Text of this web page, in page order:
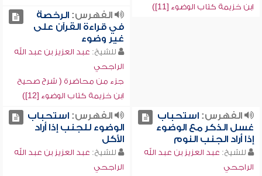
ابن خزيمة كتاب الوضوء [11])
الفهرس:الرخصة
في قراءة القرآن على
غير وضوء
للشيخ: عبد العزيز بن عبد الله
الراجحي
جزء من محاضرة ( شرح صحيح
ابن خزيمة كتاب الوضوء [12])
الفهرس:استحباب
غسل الذكر مع الوضوء
إذا أراد الجنب النوم
للشيخ: عبد العزيز بن عبد الله
الراجحي
الفهرس:استحباب
الوضوء للجنب إذا أراد
الأكل
للشيخ: عبد العزيز بن عبد الله
الراجحي